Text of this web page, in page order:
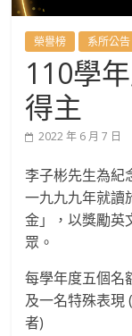
語
文
學
系
進
修
榮譽榜 系所公告
110學
得主
2022 年 6 月 7 日
李子彬先生為紀
一九九九年就讀
金」，以獎勵英
眾。
每學年度五個名
及一名特殊表現
者)